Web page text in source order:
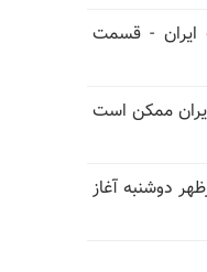
ایران - قسمت
ممکن است
دوشنبه آغاز